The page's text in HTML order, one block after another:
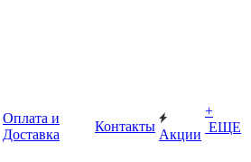
Оплата и
Доставка
Контакты
Акции
+
ЕЩЕ